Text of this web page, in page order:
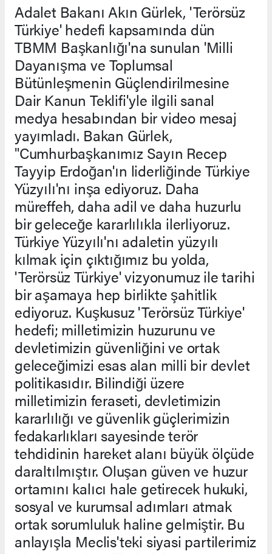
Adalet Bakanı Akın Gürlek, 'Terörsüz
Türkiye' hedefi kapsamında dün
TBMM Başkanlığı'na sunulan 'Milli
Dayanışma ve Toplumsal
Bütünleşmenin Güçlendirilmesine
Dair Kanun Teklifi'yle ilgili sanal
medya hesabından bir video mesaj
yayımladı. Bakan Gürlek,
"Cumhurbaşkanımız Sayın Recep
Tayyip Erdoğan'ın liderliğinde Türkiye
Yüzyılı'nı inşa ediyoruz. Daha
müreffeh, daha adil ve daha huzurlu
bir geleceğe kararlılıkla ilerliyoruz.
Türkiye Yüzyılı'nı adaletin yüzyılı
kılmak için çıktığımız bu yolda,
'Terörsüz Türkiye' vizyonumuz ile tarihi
bir aşamaya hep birlikte şahitlik
ediyoruz. Kuşkusuz 'Terörsüz Türkiye'
hedefi; milletimizin huzurunu ve
devletimizin güvenliğini ve ortak
geleceğimizi esas alan milli bir devlet
politikasıdır. Bilindiği üzere
milletimizin feraseti, devletimizin
kararlılığı ve güvenlik güçlerimizin
fedakarlıkları sayesinde terör
tehdidinin hareket alanı büyük ölçüde
daraltılmıştır. Oluşan güven ve huzur
ortamını kalıcı hale getirecek hukuki,
sosyal ve kurumsal adımları atmak
ortak sorumluluk haline gelmiştir. Bu
anlayışla Meclis'teki siyasi partilerimiz